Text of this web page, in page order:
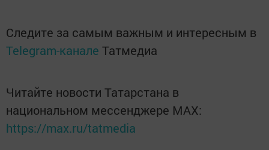
Следите за самым важным и интересным в
Telegram-канале Татмедиа
Читайте новости Татарстана в
национальном мессенджере MАХ:
https://max.ru/tatmedia